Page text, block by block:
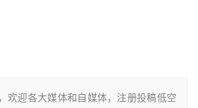
欢迎各大媒体和自媒体，注册投稿低空